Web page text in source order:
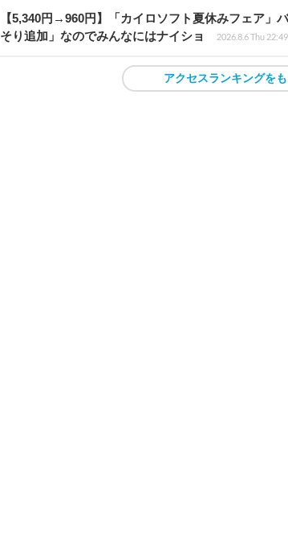
【5,340円→960円】「カイロソフト夏休みフェア」
そり追加」なのでみんなにはナイショ
2026.8.6 Thu 22:49
アクセスランキングを